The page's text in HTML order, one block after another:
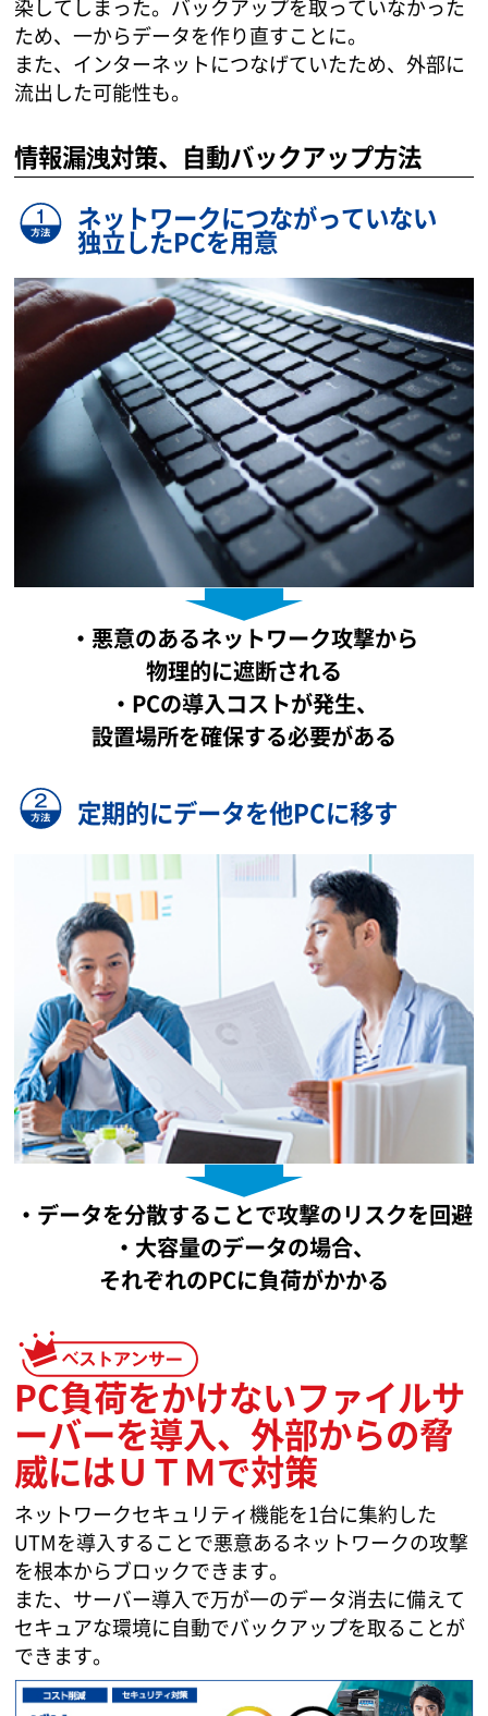
染してしまった。バックアップを取っていなかった
ため、一からデータを作り直すことに。
また、インターネットにつなげていたため、外部に
流出した可能性も。
情報漏洩対策、自動バックアップ方法
ネットワークにつながっていない
独立したPCを用意
・悪意のあるネットワーク攻撃から
物理的に遮断される
・PCの導入コストが発生、
設置場所を確保する必要がある
定期的にデータを他PCに移す
・データを分散することで攻撃のリスクを回避
・大容量のデータの場合、
それぞれのPCに負荷がかかる
PC負荷をかけないファイルサ
ーバーを導入、外部からの脅
威にはＵＴＭで対策
ネットワークセキュリティ機能を1台に集約した
UTMを導入することで悪意あるネットワークの攻撃
を根本からブロックできます。
また、サーバー導入で万が一のデータ消去に備えて
セキュアな環境に自動でバックアップを取ることが
できます。